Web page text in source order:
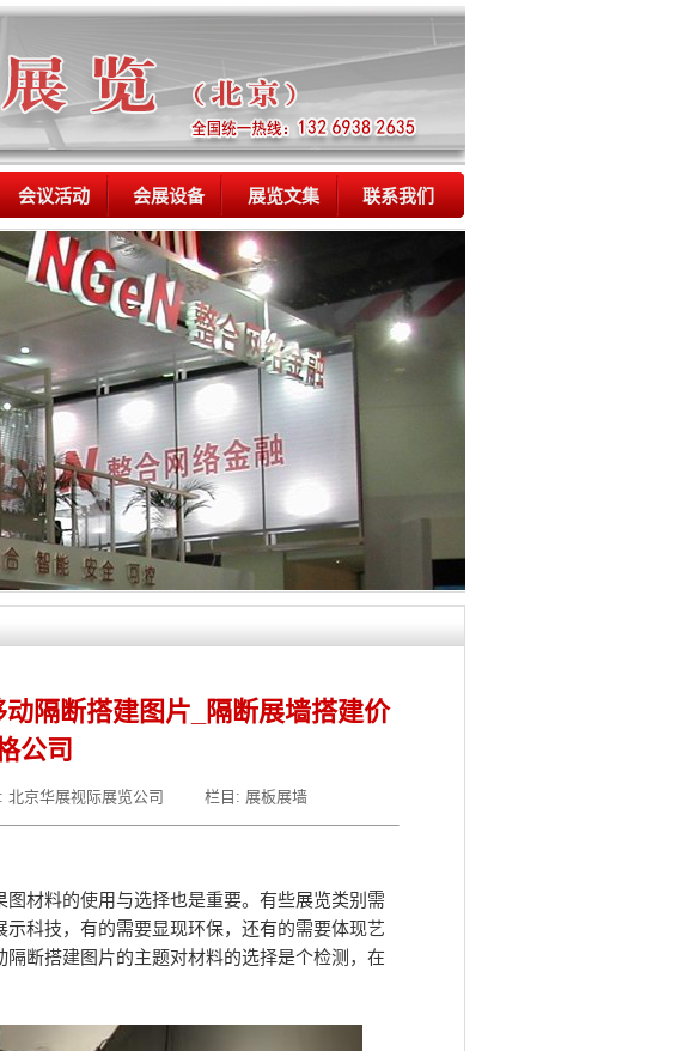
会议活动 会展设备 展览文集 联系我们
隔断搭建图片_隔断展墙搭建价
公司
北京华展视际展览公司 栏目: 展板展墙
材料的使用与选择也是重要。有些展览类别需
科技，有的需要显现环保，还有的需要体现艺
断搭建图片的主题对材料的选择是个检测，在